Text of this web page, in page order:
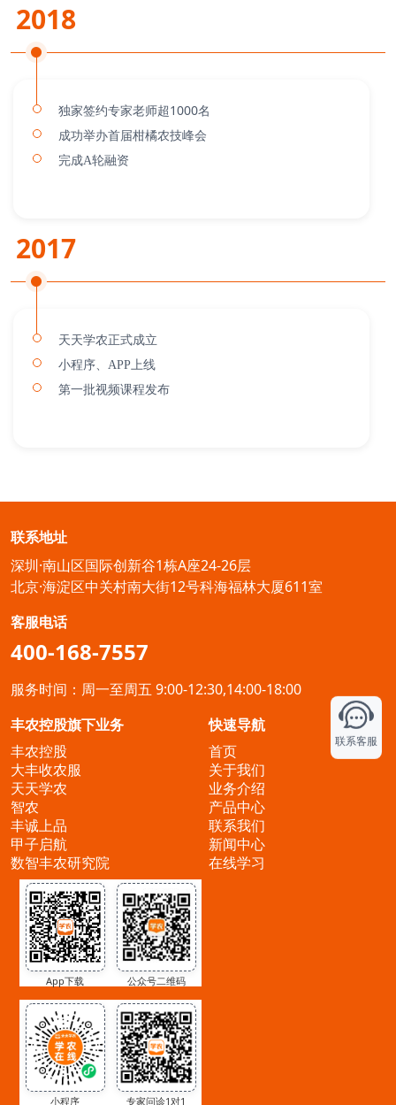
2018
独家签约专家老师超1000名
成功举办首届柑橘农技峰会
完成A轮融资
2017
天天学农正式成立
小程序、APP上线
第一批视频课程发布
联系客服
联系地址
深圳·南山区国际创新谷1栋A座24-26层
北京·海淀区中关村南大街12号科海福林大厦611室
客服电话
400-168-7557
服务时间：周一至周五 9:00-12:30,14:00-18:00
丰农控股旗下业务
丰农控股
大丰收农服
天天学农
智农
丰诚上品
甲子启航
数智丰农研究院
快速导航
首页
关于我们
业务介绍
产品中心
联系我们
新闻中心
在线学习
App下载 公众号二维码
小程序 专家问诊1对1